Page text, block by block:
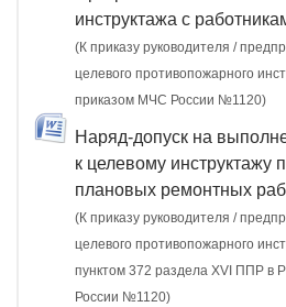
инструктажа с
(К приказу руководителя /
целевого противопожарного
приказом МЧС России №1120)
Наряд-допуск на
к целевому инструктажу
плановых ремонтных
(К приказу руководителя /
целевого противопожарного
пунктом 372 раздела XVI ППР
России №1120)